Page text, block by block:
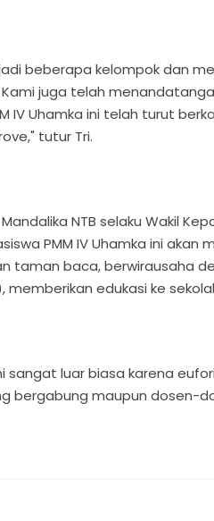
beberapa kelompok dan
juga telah
Uhamka ini telah turut
tutur Tri.
NTB selaku Wakil
PMM IV Uhamka ini akan
taman baca, berwirausaha
memberikan edukasi ke
sangat luar biasa karena
bergabung maupun dosen-